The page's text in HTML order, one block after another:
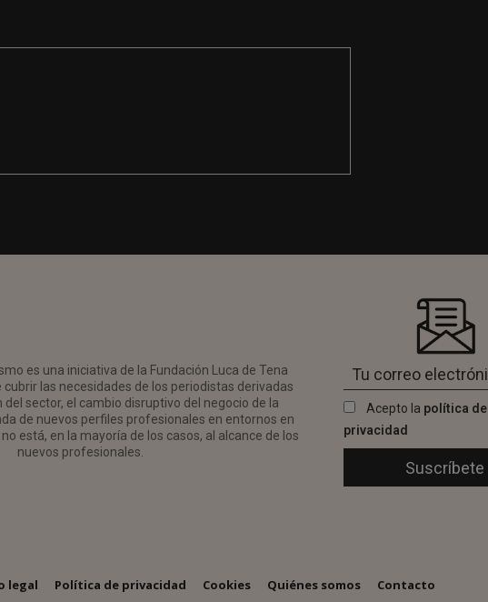
es una iniciativa de la Fundación Luca de Tena
las necesidades de los periodistas derivadas
sector, el cambio disruptivo del negocio de la
de nuevos perfiles profesionales en entornos en
está, en la mayoría de los casos, al alcance de los
nuevos profesionales.
Acepto la política de
privacidad
legal Política de privacidad Cookies Quiénes somos Contacto